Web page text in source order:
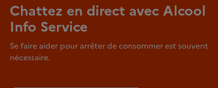
Chattez en direct avec Alcool
Info Service
Se faire aider pour arrêter de consommer est souvent
nécessaire.